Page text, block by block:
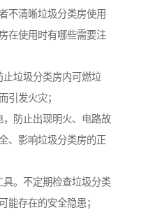
不清晰垃圾分类房使用
在使用时有哪些需要注
止垃圾分类房内可燃垃
引发火灾；
防止出现明火、电路故
、影响垃圾分类房的正
。不定期检查垃圾分类
能存在的安全隐患；